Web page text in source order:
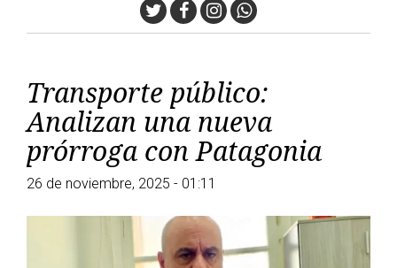
TwitterFacebook
Instagram
Whatsapp
Transporte público:
Analizan una nueva
prórroga con Patagonia
26 de noviembre, 2025 - 01:11